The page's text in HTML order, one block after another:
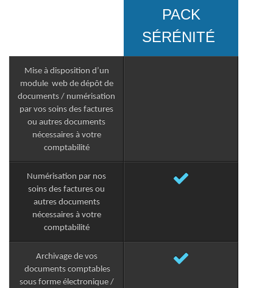
Mise à disposition d’un
module web de dépôt de
documents / numérisation
par vos soins des factures
ou autres documents
nécessaires à votre
comptabilité
Numérisation par nos
soins des factures ou
autres documents
nécessaires à votre
comptabilité
Archivage de vos
documents comptables
sous forme électronique /
PACK
SÉRÉNITÉ